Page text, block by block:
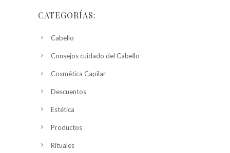
CATEGORÍAS:
Cabello
Consejos cuidado del Cabello
Cosmética Capilar
Descuentos
Estética
Productos
Rituales